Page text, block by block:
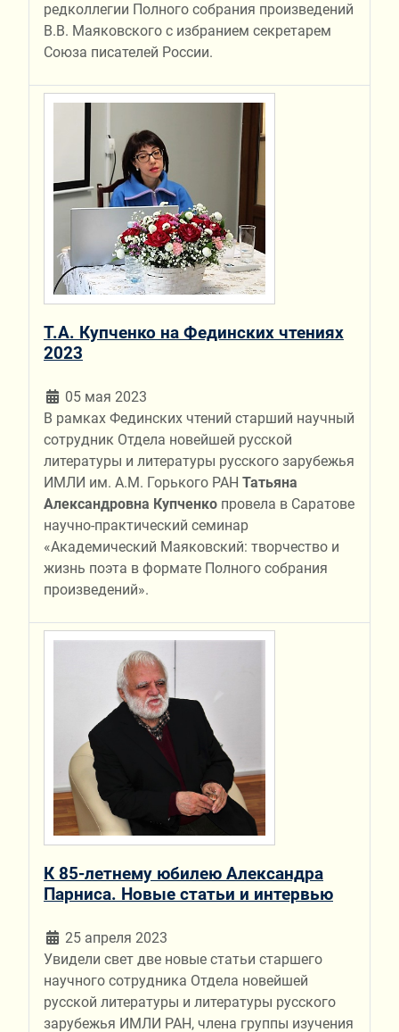
редколлегии Полного собрания произведений
В.В. Маяковского с избранием секретарем
Союза писателей России.
Т.А. Купченко на Фединских чтениях
2023
05 мая 2023
В рамках Фединских чтений старший научный
сотрудник Отдела новейшей русской
литературы и литературы русского зарубежья
ИМЛИ им. А.М. Горького РАН Татьяна
Александровна Купченко провела в Саратове
научно-практический семинар
«Академический Маяковский: творчество и
жизнь поэта в формате Полного собрания
произведений».
К 85-летнему юбилею Александра
Парниса. Новые статьи и интервью
25 апреля 2023
Увидели свет две новые статьи старшего
научного сотрудника Отдела новейшей
русской литературы и литературы русского
зарубежья ИМЛИ РАН, члена группы изучения